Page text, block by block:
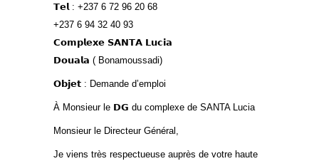
𝗧𝗲𝗹 : +237 6 72 96 20 68
+237 6 94 32 40 93
𝗖𝗼𝗺𝗽𝗹𝗲𝘅𝗲 𝗦𝗔𝗡𝗧𝗔 𝗟𝘂𝗰𝗶𝗮
𝗗𝗼𝘂𝗮𝗹𝗮 ( Bonamoussadi)
𝗢𝗯𝗷𝗲𝘁 : Demande d’emploi
À Monsieur le 𝗗𝗚 du complexe de SANTA Lucia
Monsieur le Directeur Général,
Je viens très respectueuse auprès de votre haute